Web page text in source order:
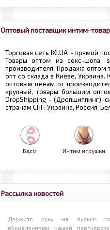
Оптовый поставщик интим-
Торговая сеть IXI.UA - прямой
Товары оптом из секс-шопа,
производителя. Продажа оптом
опт со склада в Киеве,
оптовым ценам от
крупный, товары большим
DropShipping - (Дропшиппинг),
странам СНГ: Украина, Россия,
Бдсм Интим игрушки
Рассылка новостей
Держите руку на пульсе
обновлениями нашей